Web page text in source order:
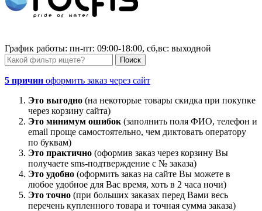
График работы: пн-пт: 09:00-18:00, сб,вс: выходной
5 причин оформить заказ через сайт
Это выгодно (на некоторые товары скидка при покупке
через корзину сайта)
Это минимум ошибок (заполнить поля ФИО, телефон и
email проще самостоятельно, чем диктовать оператору
по буквам)
Это практично (оформив заказ через корзину Вы
получаете sms-подтверждение с № заказа)
Это удобно (оформить заказ на сайте Вы можете в
любое удобное для Вас время, хоть в 2 часа ночи)
Это точно (при больших заказах перед Вами весь
перечень купленного товара и точная сумма заказа)